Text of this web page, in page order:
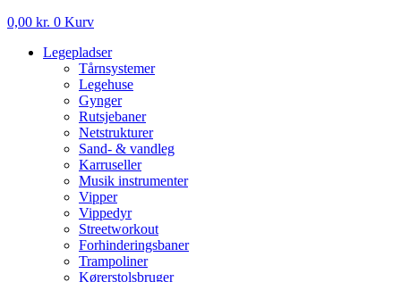
0,00 kr. 0 Kurv
Legepladser
Tårnsystemer
Legehuse
Gynger
Rutsjebaner
Netstrukturer
Sand- & vandleg
Karruseller
Musik instrumenter
Vipper
Vippedyr
Streetworkout
Forhinderingsbaner
Trampoliner
Kørerstolsbruger